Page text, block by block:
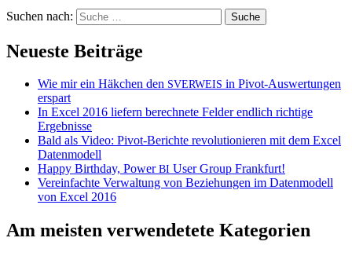
Suchen nach:
Neueste Beiträge
Wie mir ein Häkchen den SVERWEIS in Pivot-Auswertungen
erspart
In Excel 2016 liefern berechnete Felder endlich richtige
Ergebnisse
Bald als Video: Pivot-Berichte revolutionieren mit dem Excel
Datenmodell
Happy Birthday, PowerBI User Group Frankfurt!
Vereinfachte Verwaltung von Beziehungen im Datenmodell
von Excel 2016
Am meisten verwendetete Kategorien